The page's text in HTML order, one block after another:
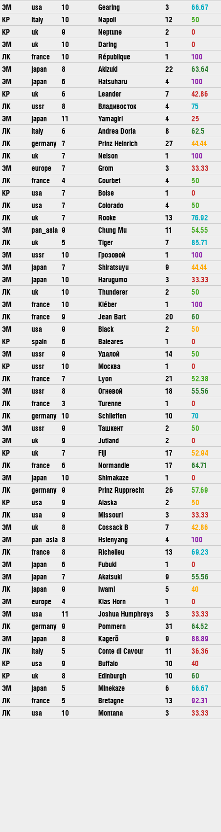
ЭМ
usa 10 Gearing 3
66.67
КР
italy 10 Napoli 12
50
КР
uk 9 Neptune 2
0
ЭМ
uk 10 Daring 1
0
ЛК
france 10 République 1
100
ЭМ
japan 8 Akizuki 22
63.64
ЭМ
japan 6 Hatsuharu 4
100
КР
uk 6 Leander 7
42.86
ЛК
ussr 8 Владивосток 4
75
ЭМ
japan 11 Yamagiri 4
25
ЛК
italy 6 Andrea Doria 8
62.5
ЛК
germany 7 Prinz Heinrich 27
44.44
ЛК
uk 7 Nelson 1
100
ЭМ
europe 7 Grom 3
33.33
ЛК
france 4 Courbet 4
50
КР
usa 7 Boise 1
0
ЛК
usa 7 Colorado 4
50
ЛК
uk 7 Rooke 13
76.92
ЭМ
pan_asia 9 Chung Mu 11
54.55
ЛК
uk 5 Tiger 7
85.71
ЭМ
ussr 10 Грозовой 1
100
ЭМ
japan 7 Shiratsuyu 9
44.44
ЭМ
japan 10 Harugumo 3
33.33
ЛК
uk 10 Thunderer 2
50
ЭМ
france 10 Kléber 1
100
ЛК
france 9 Jean Bart 20
60
ЭМ
usa 9 Black 2
50
КР
spain 6 Baleares 1
0
ЭМ
ussr 9 Удалой 14
50
КР
ussr 10 Москва 1
0
ЛК
france 7 Lyon 21
52.38
ЭМ
ussr 8 Огневой 18
55.56
ЛК
france 3 Turenne 1
0
ЛК
germany 10 Schlieffen 10
70
ЭМ
ussr 9 Ташкент 2
50
ЭМ
uk 9 Jutland 2
0
КР
uk 7 Fiji 17
52.94
ЛК
france 6 Normandie 17
64.71
ЭМ
japan 10 Shimakaze 1
0
ЛК
germany 9 Prinz Rupprecht 26
57.69
КР
usa 9 Alaska 2
50
ЛК
usa 9 Missouri 3
33.33
ЭМ
uk 8 Cossack B 7
42.86
ЭМ
pan_asia 8 Hsienyang 4
100
ЛК
france 8 Richelieu 13
69.23
ЭМ
japan 6 Fubuki 1
0
ЭМ
japan 7 Akatsuki 9
55.56
ЛК
japan 9 Iwami 5
40
ЭМ
europe 4 Klas Horn 1
0
ЭМ
usa 11 Joshua Humphreys 3
33.33
ЛК
germany 9 Pommern 31
64.52
ЭМ
japan 8 Kagerō 9
88.89
ЛК
italy 5 Conte di Cavour 11
36.36
КР
usa 9 Buffalo 10
40
КР
uk 8 Edinburgh 10
60
ЭМ
japan 5 Minekaze 6
66.67
ЛК
france 5 Bretagne 13
92.31
ЛК
usa 10 Montana 3 33.33